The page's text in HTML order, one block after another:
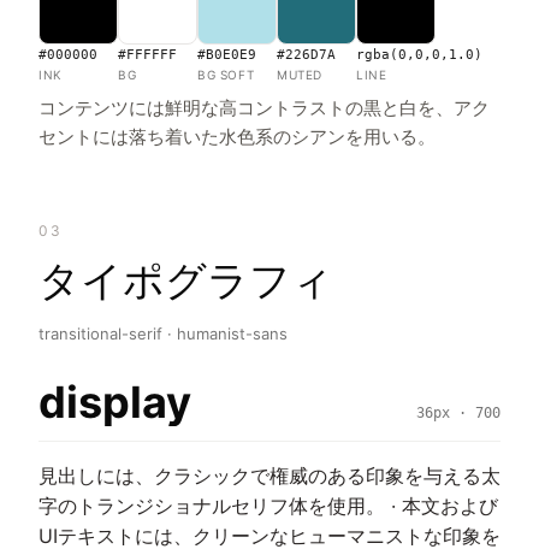
#000000
INK
#FFFFFF
BG
#B0E0E9
BG SOFT
#226D7A
MUTED
rgba(0,0,0,1.0)
LINE
コンテンツには鮮明な高コントラストの黒と白を、アク
セントには落ち着いた水色系のシアンを用いる。
03
タイポグラフィ
transitional-serif · humanist-sans
display 36px · 700
見出しには、クラシックで権威のある印象を与える太
字のトランジショナルセリフ体を使用。 · 本文および
UIテキストには、クリーンなヒューマニストな印象を